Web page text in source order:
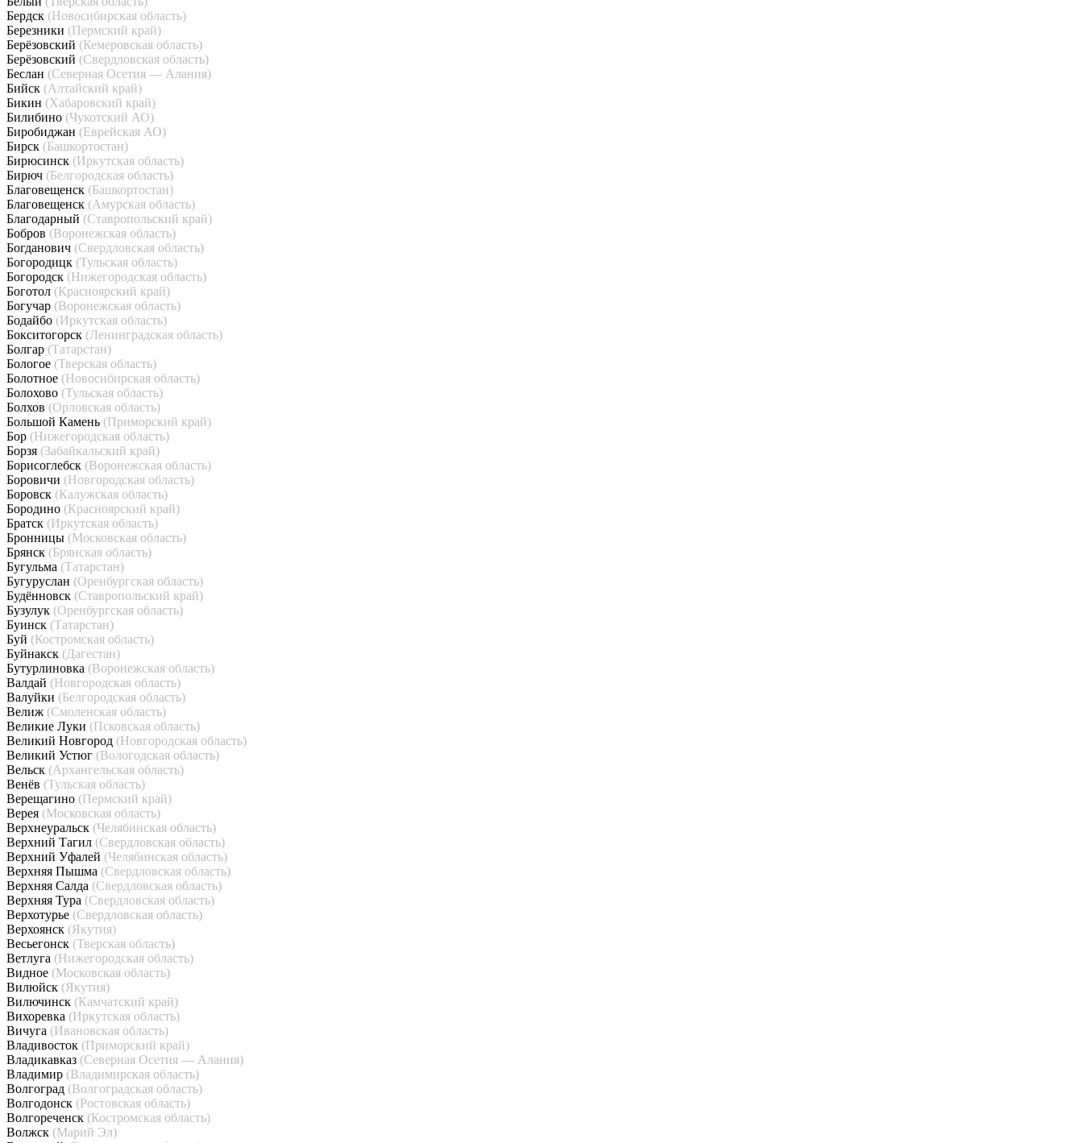
Бердск (Новосибирская область)
Березники (Пермский край)
Берёзовский (Кемеровская область)
Берёзовский (Свердловская область)
Беслан (Северная Осетия — Алания)
Бийск (Алтайский край)
Бикин (Хабаровский край)
Билибино (Чукотский АО)
Биробиджан (Еврейская АО)
Бирск (Башкортостан)
Бирюсинск (Иркутская область)
Бирюч (Белгородская область)
Благовещенск (Башкортостан)
Благовещенск (Амурская область)
Благодарный (Ставропольский край)
Бобров (Воронежская область)
Богданович (Свердловская область)
Богородицк (Тульская область)
Богородск (Нижегородская область)
Боготол (Красноярский край)
Богучар (Воронежская область)
Бодайбо (Иркутская область)
Бокситогорск (Ленинградская область)
Болгар (Татарстан)
Бологое (Тверская область)
Болотное (Новосибирская область)
Болохово (Тульская область)
Болхов (Орловская область)
Большой Камень (Приморский край)
Бор (Нижегородская область)
Борзя (Забайкальский край)
Борисоглебск (Воронежская область)
Боровичи (Новгородская область)
Боровск (Калужская область)
Бородино (Красноярский край)
Братск (Иркутская область)
Бронницы (Московская область)
Брянск (Брянская область)
Бугульма (Татарстан)
Бугуруслан (Оренбургская область)
Будённовск (Ставропольский край)
Бузулук (Оренбургская область)
Буинск (Татарстан)
Буй (Костромская область)
Буйнакск (Дагестан)
Бутурлиновка (Воронежская область)
Валдай (Новгородская область)
Валуйки (Белгородская область)
Велиж (Смоленская область)
Великие Луки (Псковская область)
Великий Новгород (Новгородская область)
Великий Устюг (Вологодская область)
Вельск (Архангельская область)
Венёв (Тульская область)
Верещагино (Пермский край)
Верея (Московская область)
Верхнеуральск (Челябинская область)
Верхний Тагил (Свердловская область)
Верхний Уфалей (Челябинская область)
Верхняя Пышма (Свердловская область)
Верхняя Салда (Свердловская область)
Верхняя Тура (Свердловская область)
Верхотурье (Свердловская область)
Верхоянск (Якутия)
Весьегонск (Тверская область)
Ветлуга (Нижегородская область)
Видное (Московская область)
Вилюйск (Якутия)
Вилючинск (Камчатский край)
Вихоревка (Иркутская область)
Вичуга (Ивановская область)
Владивосток (Приморский край)
Владикавказ (Северная Осетия — Алания)
Владимир (Владимирская область)
Волгоград (Волгоградская область)
Волгодонск (Ростовская область)
Волгореченск (Костромская область)
Волжск (Марий Эл)